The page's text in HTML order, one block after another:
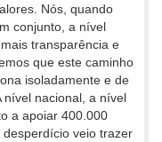
Nós, quando
conjunto, a nível
transparência e
que este caminho
isoladamente e de
nível nacional, a nível
a apoiar 400.000
veio trazer